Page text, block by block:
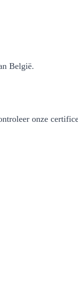
België.
onze